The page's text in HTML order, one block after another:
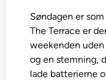
Søndagen er
The Terrace er
weekenden
og en stemning,
lade batterierne